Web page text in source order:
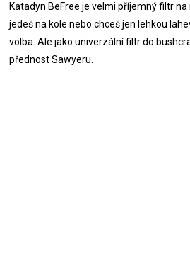
Katadyn BeFree je velmi příjemný filtr na
jedeš na kole nebo chceš jen lehkou
volba. Ale jako univerzální filtr do
přednost Sawyeru.